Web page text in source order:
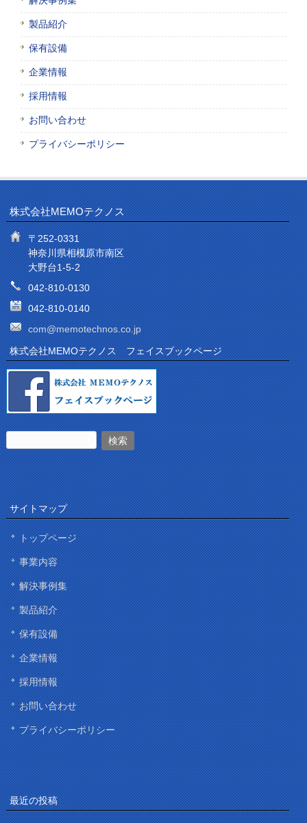
製品紹介
保有設備
企業情報
採用情報
お問い合わせ
プライバシーポリシー
株式会社MEMOテクノス
〒252-0331
神奈川県相模原市南区
大野台1-5-2
042-810-0130
042-810-0140
com@memotechnos.co.jp
株式会社MEMOテクノス フェイスブックページ
サイトマップ
トップページ
事業内容
解決事例集
製品紹介
保有設備
企業情報
採用情報
お問い合わせ
プライバシーポリシー
最近の投稿